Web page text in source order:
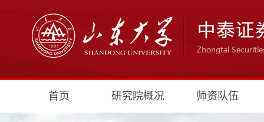
首页 研究院概况 师资队伍